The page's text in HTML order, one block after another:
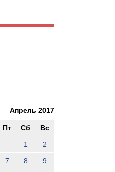
Апрель 2017
Пт Сб Вс
1 2
7 8 9